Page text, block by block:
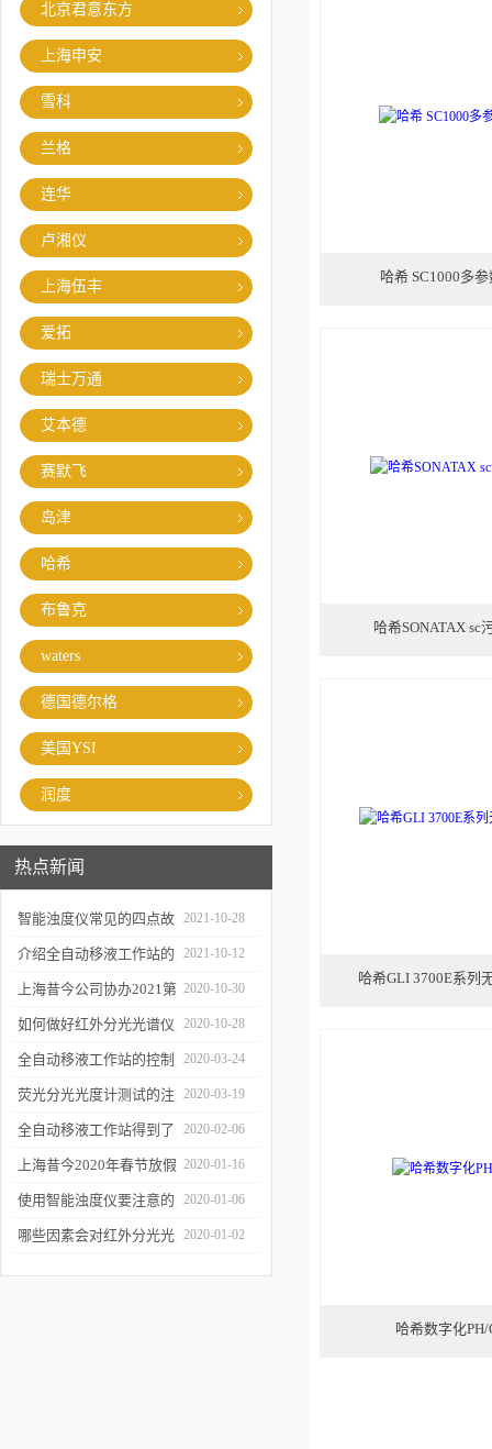
北京君意东方
上海申安
雪科
兰格
连华
卢湘仪
上海伍丰
爱拓
瑞士万通
艾本德
赛默飞
岛津
哈希
布鲁克
waters
德国德尔格
美国YSI
润度
热点新闻
智能浊度仪常见的四点故
障
2021-10-28
介绍全自动移液工作站的
三种移液方式
2021-10-12
上海昔今公司协办2021第
二届上海沪助科研圈发展
年会
2020-10-30
如何做好红外分光光谱仪
的防潮工作
2020-10-28
全自动移液工作站的控制
软件有哪些特点
2020-03-24
荧光分光光度计测试的注
意事项有哪些
2020-03-19
全自动移液工作站得到了
广泛的应用
2020-02-06
上海昔今2020年春节放假
通知
2020-01-16
使用智能浊度仪要注意的
几个要点
2020-01-06
哪些因素会对红外分光光 2020-01-02
哈希 SC1000多
哈希SONATAX sc
哈希GLI 3700E系列
哈希数字化PH/